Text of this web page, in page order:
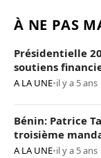
À NE PAS
Présidentielle
soutiens
A LA UNE•il y a 5 ans
Bénin: Patrice
troisième
A LA UNE•il y a 5 ans